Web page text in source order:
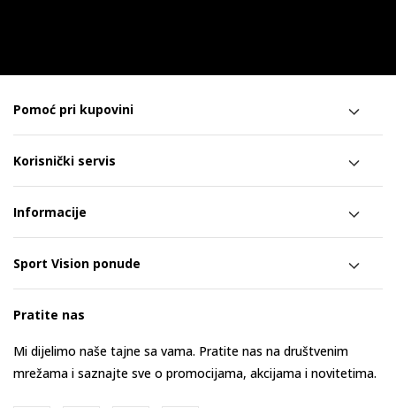
Pomoć pri kupovini
Korisnički servis
Informacije
Sport Vision ponude
Pratite nas
Mi dijelimo naše tajne sa vama. Pratite nas na društvenim
mrežama i saznajte sve o promocijama, akcijama i novitetima.